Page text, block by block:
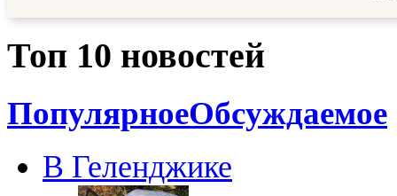
Топ 10 новостей
ПопулярноеОбсуждаемое
В Геленджике